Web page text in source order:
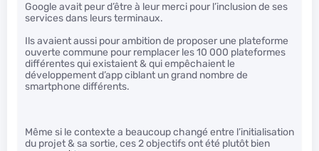
Google avait peur d’être à leur merci pour l’inclusion de ses
services dans leurs terminaux.
Ils avaient aussi pour ambition de proposer une plateforme
ouverte commune pour remplacer les 10 000 plateformes
différentes qui existaient & qui empêchaient le
développement d’app ciblant un grand nombre de
smartphone différents.
Même si le contexte a beaucoup changé entre l’initialisation
du projet & sa sortie, ces 2 objectifs ont été plutôt bien